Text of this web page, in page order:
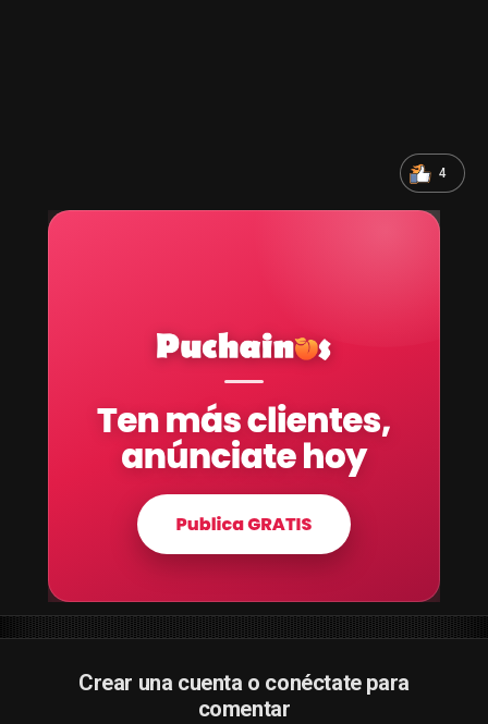
4
Crear una cuenta o conéctate para
comentar